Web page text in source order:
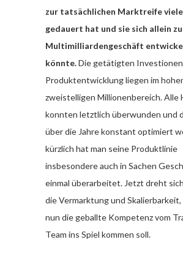
zur tatsächlichen Marktreife
gedauert hat und sie sich allein
Multimilliardengeschäft
könnte.Die getätigten
Produktentwicklung liegen im
zweistelligen Millionenbereich. Alle
konnten letztlich überwunden und
über die Jahre konstant optimiert
kürzlich hat man seine Produktlinie
insbesondere auch in Sachen
einmal überarbeitet. Jetzt dreht
die Vermarktung und
nun die geballte Kompetenz vom
Team ins Spiel kommen soll.